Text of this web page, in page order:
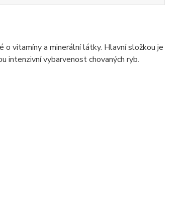
o vitamíny a minerální látky. Hlavní složkou je
intenzivní vybarvenost chovaných ryb.